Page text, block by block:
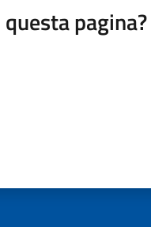
pagina?